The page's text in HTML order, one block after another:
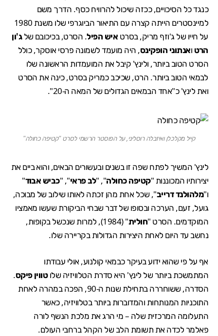
כנגד כל הסיכויים, ככזה שיכול להרוויח כסף. הדרך משם
למיינסטרים הייתה קצרה עם התיאור הביוגרפי שלו משנת 1980
על חייו של ג'וזף מריק, בסרט איש הפיל. הסרט, בכיכובם שלג'ון
הרט ואנתוני הופקינס, היה מועמד לשמונה פרסי אוסקר, כולל
הסרט הטוב ביותר, ולינץ' קיבל את המועמדות הראשונה שלו
לבמאי הטוב ביותר. הרט, שכיכב כמריק בסרט, כינה את הסרט
ואת לינץ' כ"אחד הבמאים הגדולים של המאה ה-20".
קייל מקלכלן ואיזבלה רוסליני, על הפוסטר הרשמי לסרט "קטיפה כחולה"
לינץ' המשיך לפתח שפה זו בשנים ובעשורים הבאים, והוא ביים את
יצירותיו המכוננות "קטיפה כחולה", "לב פראי", "כביש אבוד"
ו"מלהולנד דרייב", שכל אחת מהן זכתה לאותו שילוב של מבוכה,
גועל, זעם, הערכה ובסופו של דבר שבחי הביקורת שעשו מאמציו
המוקדמים. הסרט "חולית
" (1984), למרות שנכשל בקופות,
נחשב עד היום לאחת היצירות הגדולות בקריירה שלו.
אף על פי שהוא ידוע בעיקר כבמאי קולנוע, אולי עבודתו
המתמשכת ביותר של לינץ' היא סדרת הטלוויזיה שלוטווין פיקס.
הסדרה, ששוחררה בתחילת שנות ה-90, הפכה במהרה לאחת
התוכניות המנותחות והמדוברות ביותר בטלוויזיה, כאשר
התעלומה המרכזית שלה – מי הרג את מלכת הנשף לורה
פאלמר לכדה את תשומת הלב של הקהל ברחבי העולם.